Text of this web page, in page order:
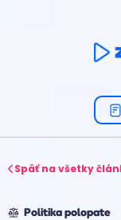
Späť na všetky
Politika polopate